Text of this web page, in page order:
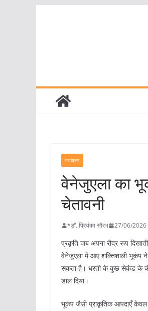
पर्यावरण
वेनेजुएला का
चेतावनी
*डॉ. प्रियंका सौरभ 27/06/2026
प्रकृति जब अपना रौद्र रूप
वेनेजुएला में आए शक्तिशाली भूकंप ने
सकता है। धरती के कुछ सेकंड के कंपन
डाल दिया।
भूकंप जैसी प्राकृतिक आपदाएँ केवल